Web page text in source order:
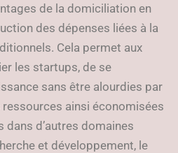
de la domiciliation en
des dépenses liées à la
Cela permet aux
les startups, de se
sans être alourdies par
ainsi économisées
dans d’autres domaines
et développement, le